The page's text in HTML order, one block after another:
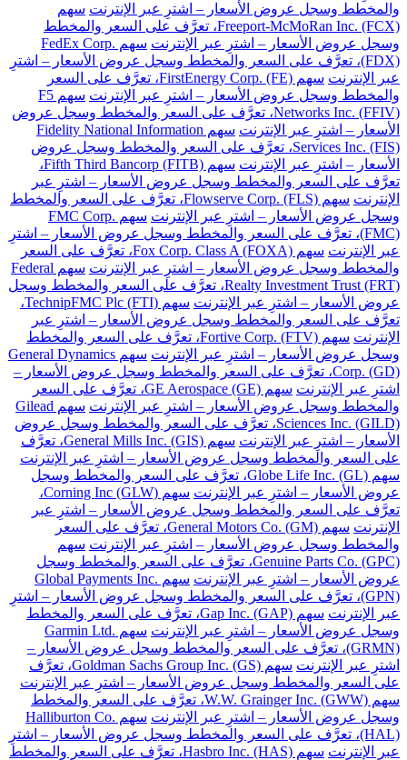
والمخطط وسجل عروض الأسعار – اشترِ عبر الإنترنت سهم
Freeport-McMoRan Inc. (FCX)، تعرَّف على السعر والمخطط
وسجل عروض الأسعار – اشترِ عبر الإنترنت
سهم FedEx Corp.
(FDX)، تعرَّف على السعر والمخطط وسجل عروض الأسعار – اشترِ
عبر الإنترنت
سهم FirstEnergy Corp. (FE)، تعرَّف على السعر
والمخطط وسجل عروض الأسعار – اشترِ عبر الإنترنت
سهم F5
Networks Inc. (FFIV)، تعرَّف على السعر والمخطط وسجل عروض
الأسعار – اشترِ عبر الإنترنت
سهم Fidelity National Information
Services Inc. (FIS)، تعرَّف على السعر والمخطط وسجل عروض
الأسعار – اشترِ عبر الإنترنت
سهم Fifth Third Bancorp (FITB)،
تعرَّف على السعر والمخطط وسجل عروض الأسعار – اشترِ عبر
الإنترنت
سهم Flowserve Corp. (FLS)، تعرَّف على السعر والمخطط
وسجل عروض الأسعار – اشترِ عبر الإنترنت
سهم FMC Corp.
(FMC)، تعرَّف على السعر والمخطط وسجل عروض الأسعار – اشترِ
عبر الإنترنت
سهم Fox Corp. Class A (FOXA)، تعرَّف على السعر
والمخطط وسجل عروض الأسعار – اشترِ عبر الإنترنت
سهم Federal
Realty Investment Trust (FRT)، تعرَّف على السعر والمخطط وسجل
عروض الأسعار – اشترِ عبر الإنترنت
سهم TechnipFMC Plc (FTI)،
تعرَّف على السعر والمخطط وسجل عروض الأسعار – اشترِ عبر
الإنترنت
سهم Fortive Corp. (FTV)، تعرَّف على السعر والمخطط
وسجل عروض الأسعار – اشترِ عبر الإنترنت
سهم General Dynamics
Corp. (GD)، تعرَّف على السعر والمخطط وسجل عروض الأسعار –
اشترِ عبر الإنترنت
سهم GE Aerospace (GE)، تعرَّف على السعر
والمخطط وسجل عروض الأسعار – اشترِ عبر الإنترنت
سهم Gilead
Sciences Inc. (GILD)، تعرَّف على السعر والمخطط وسجل عروض
الأسعار – اشترِ عبر الإنترنت
سهم General Mills Inc. (GIS)، تعرَّف
على السعر والمخطط وسجل عروض الأسعار – اشترِ عبر الإنترنت
سهم Globe Life Inc. (GL)، تعرَّف على السعر والمخطط وسجل
عروض الأسعار – اشترِ عبر الإنترنت
سهم Corning Inc (GLW)،
تعرَّف على السعر والمخطط وسجل عروض الأسعار – اشترِ عبر
الإنترنت
سهم General Motors Co. (GM)، تعرَّف على السعر
والمخطط وسجل عروض الأسعار – اشترِ عبر الإنترنت سهم
Genuine Parts Co. (GPC)، تعرَّف على السعر والمخطط وسجل
عروض الأسعار – اشترِ عبر الإنترنت
سهم Global Payments Inc.
(GPN)، تعرَّف على السعر والمخطط وسجل عروض الأسعار – اشترِ
عبر الإنترنت
سهم Gap Inc. (GAP)، تعرَّف على السعر والمخطط
وسجل عروض الأسعار – اشترِ عبر الإنترنت
سهم Garmin Ltd.
(GRMN)، تعرَّف على السعر والمخطط وسجل عروض الأسعار –
اشترِ عبر الإنترنت
سهم Goldman Sachs Group Inc. (GS)، تعرَّف
على السعر والمخطط وسجل عروض الأسعار – اشترِ عبر الإنترنت
سهم W.W. Grainger Inc. (GWW)، تعرَّف على السعر والمخطط
وسجل عروض الأسعار – اشترِ عبر الإنترنت
سهم Halliburton Co.
(HAL)، تعرَّف على السعر والمخطط وسجل عروض الأسعار – اشترِ
عبر الإنترنت
سهم Hasbro Inc. (HAS)، تعرَّف على السعر والمخطط